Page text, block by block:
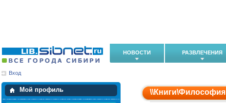
НОВОСТИ РАЗВЛЕЧЕНИЯ
Вход
Мой профиль
Мои закладки
\\Книги\Философия